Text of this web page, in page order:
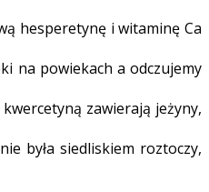
hesperetynę i witaminę Ca
na powiekach a odczujemy
zawierają jeżyny,
była siedliskiem roztoczy,